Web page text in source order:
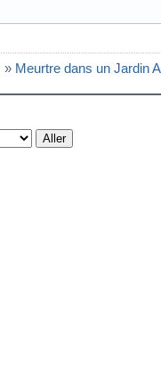
» Meurtre dans un Jardin